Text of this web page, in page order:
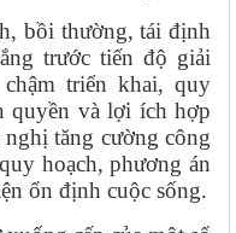
bồi thường, tái định
trước tiến độ giải
triển khai, quy
quyền và lợi ích hợp
tăng cường công
hoạch, phương án
ổn định cuộc sống.